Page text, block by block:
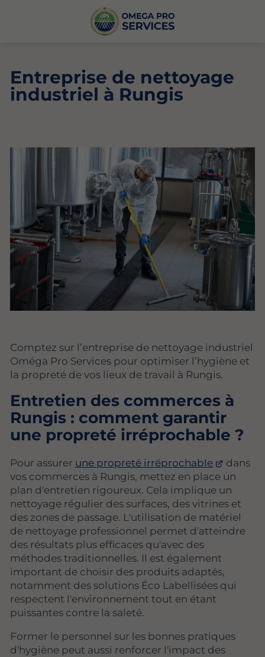
Entreprise de nettoyage
industriel à Rungis
Comptez sur l’entreprise de nettoyage industriel
Oméga Pro Services pour optimiser l’hygiène et
la propreté de vos lieux de travail à Rungis.
Entretien des commerces à
Rungis : comment garantir
une propreté irréprochable ?
Pour assurer une propreté irréprochable
dans
vos commerces à Rungis, mettez en place un
plan d'entretien rigoureux. Cela implique un
nettoyage régulier des surfaces, des vitrines et
des zones de passage. L'utilisation de matériel
de nettoyage professionnel permet d'atteindre
des résultats plus efficaces qu'avec des
méthodes traditionnelles. Il est également
important de choisir des produits adaptés,
notamment des solutions Éco Labellisées qui
respectent l'environnement tout en étant
puissantes contre la saleté.
Former le personnel sur les bonnes pratiques
d'hygiène peut aussi renforcer l'impact des